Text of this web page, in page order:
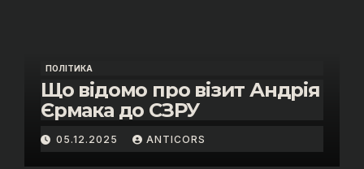
ПОЛІТИКА
Що відомо про візит Андрія
Єрмака до СЗРУ
05.12.2025 ANTICORS